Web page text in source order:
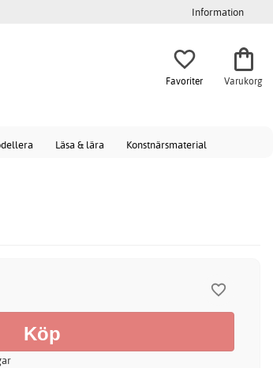
Information
Favoriter Varukorg
Läsa & lära Konstnärsmaterial